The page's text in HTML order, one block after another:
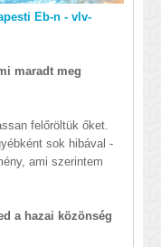
Eb-n - vlv-
maradt meg
felőröltük őket.
sok hibával -
ami szerintem
a hazai közönség